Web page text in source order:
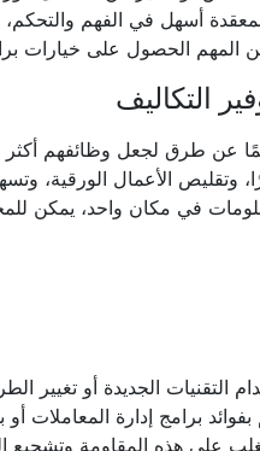
أسهل في الفهم
من المهم الحصول على خيارات
التكاليف
عن طرق لجعل وظائفهم أكثر
وتقليص الأعمال الورقية،
في مكان واحد، يمكن
الجديدة أو تغيير
برامج إدارة المعاملات
على هذه المقاومة